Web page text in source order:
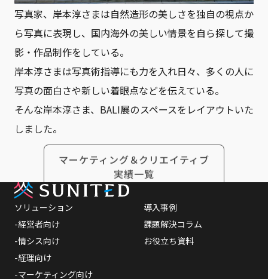
採用情報
お問い合わせ
プライバシーポリシー
写真家、岸本淳さまは自然造形の美しさを独自の視点か
ら写真に表現し、国内海外の美しい情景を自ら探して撮
影・作品制作をしている。
岸本淳さまは写真術指導にも力を入れ日々、多くの人に
写真の面白さや新しい着眼点などを伝えている。
そんな岸本淳さま、BALI展のスペースをレイアウトいた
しました。
マーケティング＆クリエイティブ
実績一覧
ソリューション
-経営者向け
-情シス向け
-経理向け
-マーケティング向け
導入事例
課題解決コラム
お役立ち資料